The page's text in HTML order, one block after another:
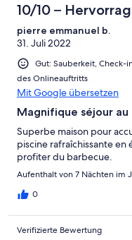
10/10 –
pierre emmanuel b.
31. Juli 2022
Gut: Sauberkeit, Check-
des Onlineauftritts
Mit Google übersetzen
Magnifique séjour
Superbe maison pour
piscine rafraîchissante en
profiter du barbecue.
Aufenthalt von 7 Nächten im
0
Verifizierte Bewertung